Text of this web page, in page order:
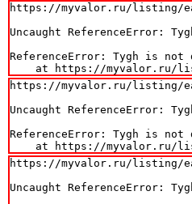
https://myvalor.ru/listing/
Uncaught ReferenceError:
ReferenceError: Tygh is not
at https://myvalor.ru/
https://myvalor.ru/listing/
Uncaught ReferenceError:
ReferenceError: Tygh is not
at https://myvalor.ru/
https://myvalor.ru/listing/
Uncaught ReferenceError: